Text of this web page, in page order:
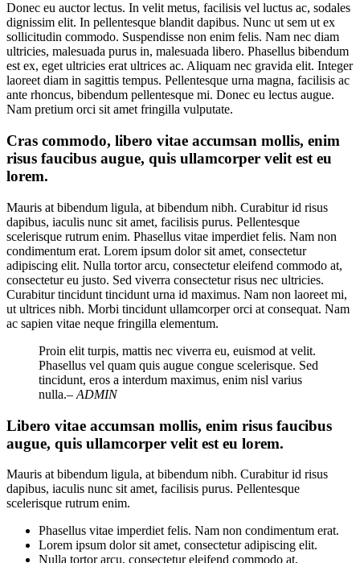
Donec eu auctor lectus. In velit metus, facilisis vel luctus ac, sodales
dignissim elit. In pellentesque blandit dapibus. Nunc ut sem ut ex
sollicitudin commodo. Suspendisse non enim felis. Nam nec diam
ultricies, malesuada purus in, malesuada libero. Phasellus bibendum
est ex, eget ultricies erat ultrices ac. Aliquam nec gravida elit. Integer
laoreet diam in sagittis tempus. Pellentesque urna magna, facilisis ac
ante rhoncus, bibendum pellentesque mi. Donec eu lectus augue.
Nam pretium orci sit amet fringilla vulputate.
Cras commodo, libero vitae accumsan mollis, enim
risus faucibus augue, quis ullamcorper velit est eu
lorem.
Mauris at bibendum ligula, at bibendum nibh. Curabitur id risus
dapibus, iaculis nunc sit amet, facilisis purus. Pellentesque
scelerisque rutrum enim. Phasellus vitae imperdiet felis. Nam non
condimentum erat. Lorem ipsum dolor sit amet, consectetur
adipiscing elit. Nulla tortor arcu, consectetur eleifend commodo at,
consectetur eu justo. Sed viverra consectetur risus nec ultricies.
Curabitur tincidunt tincidunt urna id maximus. Nam non laoreet mi,
ut ultrices nibh. Morbi tincidunt ullamcorper orci at consequat. Nam
ac sapien vitae neque fringilla elementum.
Proin elit turpis, mattis nec viverra eu, euismod at velit.
Phasellus vel quam quis augue congue scelerisque. Sed
tincidunt, eros a interdum maximus, enim nisl varius
nulla.– ADMIN
Libero vitae accumsan mollis, enim risus faucibus
augue, quis ullamcorper velit est eu lorem.
Mauris at bibendum ligula, at bibendum nibh. Curabitur id risus
dapibus, iaculis nunc sit amet, facilisis purus. Pellentesque
scelerisque rutrum enim.
Phasellus vitae imperdiet felis. Nam non condimentum erat.
Lorem ipsum dolor sit amet, consectetur adipiscing elit.
Nulla tortor arcu, consectetur eleifend commodo at,